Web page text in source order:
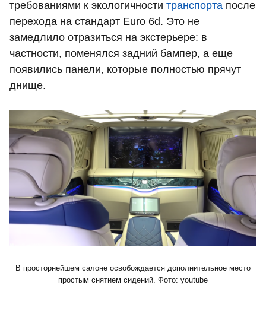
требованиями к экологичности транспорта после
перехода на стандарт Euro 6d. Это не
замедлило отразиться на экстерьере: в
частности, поменялся задний бампер, а еще
появились панели, которые полностью прячут
днище.
В просторнейшем салоне освобождается дополнительное место
простым снятием сидений. Фото: youtube